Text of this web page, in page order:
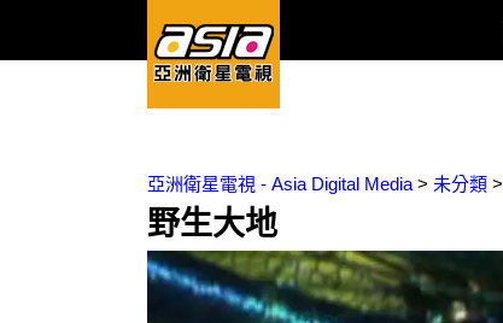
亞洲衛星電視 - Asia Digital Media > 未分類 >
野生大地